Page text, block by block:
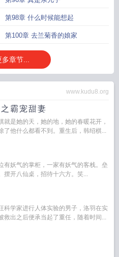
第98章 什么时候能想起
第100章 去兰菊香的娘家
章节...
www.kudu8.org
霸宠甜妻
就是她的天，她的地，她的春暖花开，
了他什么都看不到。重生后，韩绍棋...
有妖气的掌柜，一家有妖气的客栈。垒
摆开八仙桌，招待十六方。笑...
科学家进行人体实验的男子，洛羽在实
救出之后便承当起了重任，随着时间...